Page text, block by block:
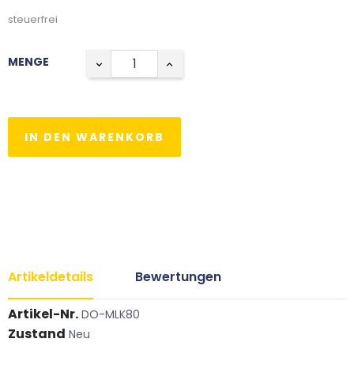
steuerfrei
MENGE
IN DEN WARENKORB
Artikeldetails Bewertungen
Artikel-Nr. DO-MLK80
Zustand Neu